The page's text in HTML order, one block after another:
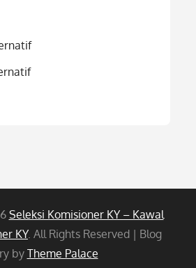
Seleksi Komisioner KY – Kawal
KY. All Rights Reserved | Blog
byTheme Palace